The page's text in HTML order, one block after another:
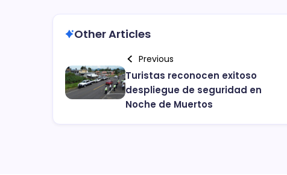
Other Articles
Previous
Turistas reconocen exitoso
despliegue de seguridad en
Noche de Muertos